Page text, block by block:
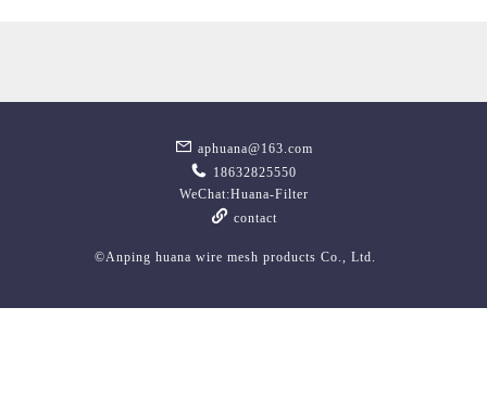
©Anping huana wire mesh products Co., Ltd.
aphuana@163.com
18632825550
WeChat:Huana-Filter
contact